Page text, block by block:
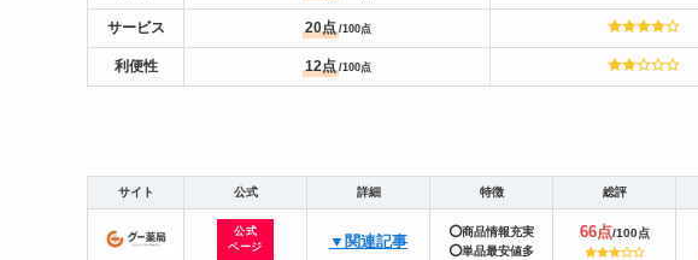
サービス 20点 /100点
利便性 12点 /100点
サイト 公式 詳細 特徴 総評
公式
ページ
▼関連記事
⭕商品情報充実
⭕単品最安値多
66点/100点